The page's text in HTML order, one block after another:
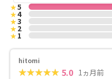
★5
★4
★3
★2
★1
hitomi
5.0 1ヵ月前